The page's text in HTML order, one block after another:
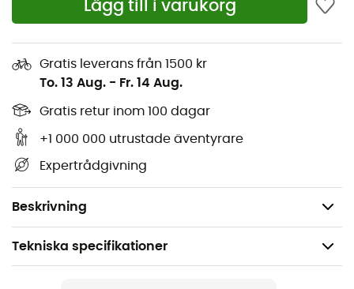
Lägg till i varukorg
Gratis leverans från 1500 kr
To. 13 Aug. - Fr. 14 Aug.
Gratis retur inom 100 dagar
+1 000 000 utrustade äventyrare
Expertrådgivning
Beskrivning
Rib Bomber-mossa
är så varm att du kommer att
kommer denna
för dig. Dessutom kommer du att uppskatta det inre
fodret i fuskpäls för en exceptionell komfort. Slutligen kan
du enkelt fälla ner eller upp öronlapparna beroende på
väderförhållandena.
Foder i fuskpäls
Tekniska specifikationer